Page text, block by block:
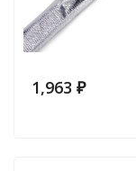
1,963 ₽